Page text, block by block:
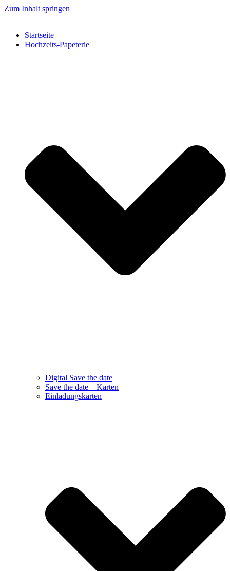
Zum Inhalt springen
Startseite
Hochzeits-Papeterie
Digital Save the date
Save the date – Karten
Einladungskarten